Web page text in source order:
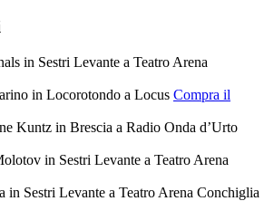
in Sestri Levante a Teatro Arena
in Locorotondo a Locus Compra il
Kuntz in Brescia a Radio Onda d’Urto
in Sestri Levante a Teatro Arena
in Sestri Levante a Teatro Arena Conchiglia